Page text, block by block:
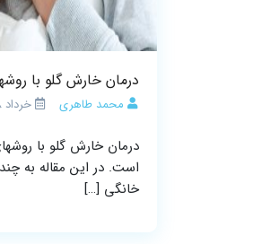
درمان خارش گلو با
محمد طاهری خرداد ۲۸, ۱۳۹۹
درمان خارش گلو با
است. در این مقاله به
خانگی […]